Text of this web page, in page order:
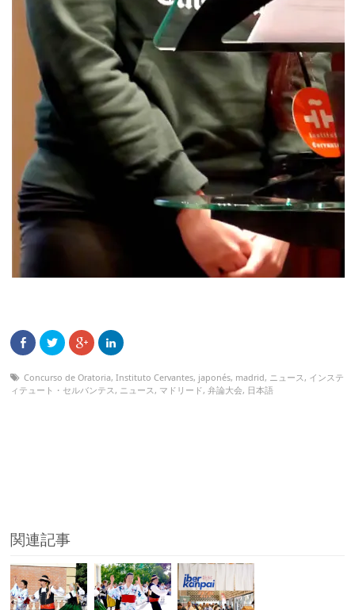
Concurso de Oratoria,Instituto Cervantes, japonés, madrid, ニュース, インステ
ィテュート・セルバンテス, ニュース, マドリード,弁論大会, 日本語
関連記事